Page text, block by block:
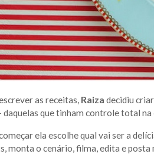
as receitas, Raiza decidiu
daquelas que tinham controle total na
ela escolhe qual vai ser a
monta o cenário, filma, edita e posta